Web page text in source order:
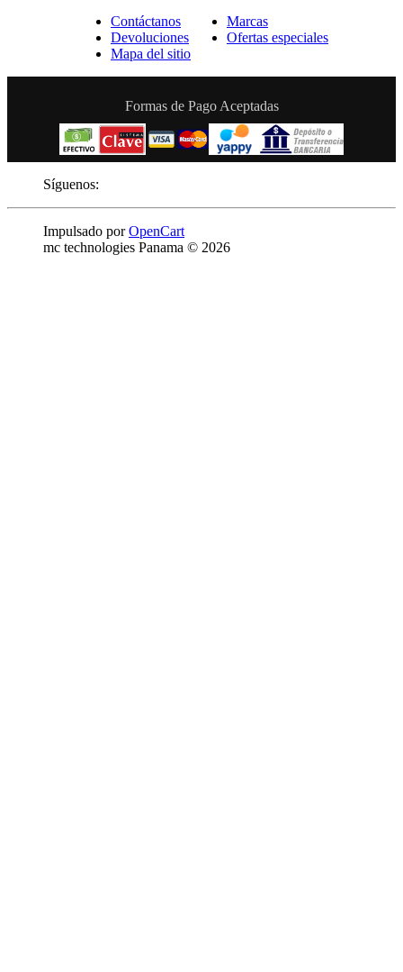
Contáctanos
Devoluciones
Mapa del sitio
Marcas
Ofertas especiales
Formas de Pago Aceptadas
Síguenos:
Impulsado porOpenCart
mc technologies Panama © 2026